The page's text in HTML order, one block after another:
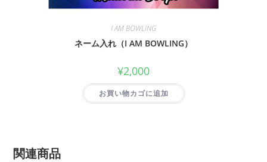
I AM BOWLING
ネーム入れ（I AM BOWLING）
¥2,000
お買い物カゴに追加
関連商品